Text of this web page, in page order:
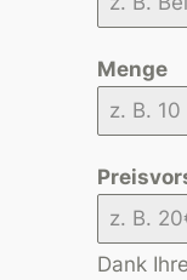
Menge
Dank